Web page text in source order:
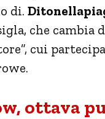
di.
che
cui
ottava